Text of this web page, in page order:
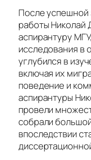
После
работы Николай
аспирантуру
исследования в
углубился в
включая их
поведение и
аспирантуры
провели
собрали
впоследствии